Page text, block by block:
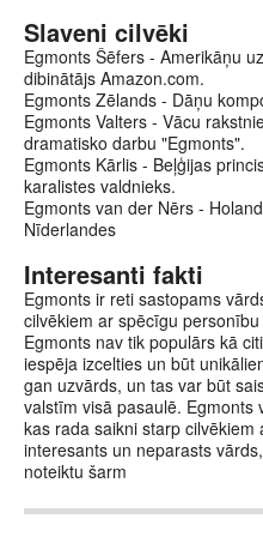
Slaveni cilvēki
Egmonts Šēfers - Amerikāņu
dibinātājs Amazon.com.
Egmonts Zēlands - Dāņu
Egmonts Valters - Vācu
dramatisko darbu "Egmonts".
Egmonts Kārlis - Beļģijas
karalistes valdnieks.
Egmonts van der Nērs -
Nīderlandes
Interesanti fakti
Egmonts ir reti sastopams
cilvēkiem ar spēcīgu
Egmonts nav tik populārs kā
iespēja izcelties un būt
gan uzvārds, un tas var būt
valstīm visā pasaulē.
kas rada saikni starp
interesants un neparasts
noteiktu šarm